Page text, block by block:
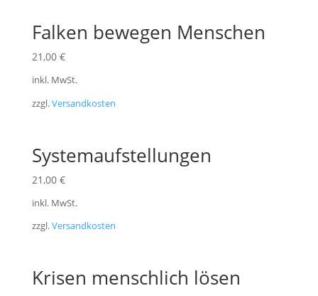
Falken bewegen Menschen
21,00 €
inkl. MwSt.
zzgl.Versandkosten
Systemaufstellungen
21,00 €
inkl. MwSt.
zzgl.Versandkosten
Krisen menschlich lösen